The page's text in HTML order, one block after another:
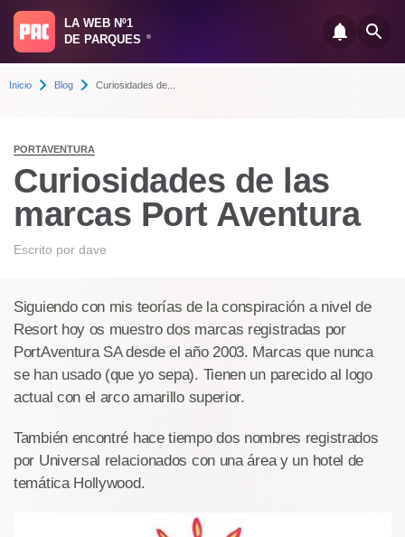
LA WEB Nº1
DE PARQUES
®
Inicio Blog Curiosidades de...
PORTAVENTURA
Curiosidades de las
marcas Port Aventura
Escrito por dave
Siguiendo con mis teorías de la conspiración a nivel de
Resort hoy os muestro dos marcas registradas por
PortAventura SA desde el año 2003. Marcas que nunca
se han usado (que yo sepa). Tienen un parecido al logo
actual con el arco amarillo superior.
También encontré hace tiempo dos nombres registrados
por Universal relacionados con una área y un hotel de
temática Hollywood.